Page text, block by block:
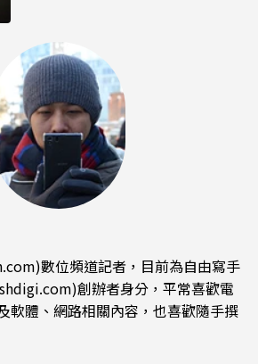
數位頻道記者，目前為自由寫手
創辦者身分，平常喜歡電
軟體、網路相關內容，也喜歡隨手撰